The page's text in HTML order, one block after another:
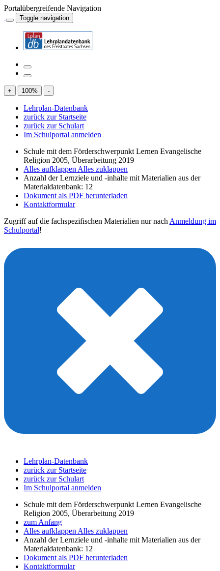
Portalübergreifende Navigation
Toggle navigation
+ 100% -
Lehrplan-Datenbank
zurück zur Startseite
zurück zur Schulart
Im Schulportal anmelden
Schule mit dem Förderschwerpunkt Lernen Evangelische
Religion 2005, Überarbeitung 2019
Alles aufklappen Alles zuklappen
Anzahl der Lernziele und -inhalte mit Materialien aus der
Materialdatenbank: 12
Dokument als PDF herunterladen
Kontaktformular
Zugriff auf die fachspezifischen Materialien nur nach Anmeldung im
Schulportal!
Lehrplan-Datenbank
zurück zur Startseite
zurück zur Schulart
Im Schulportal anmelden
Schule mit dem Förderschwerpunkt Lernen Evangelische
Religion 2005, Überarbeitung 2019
zum Anfang
Alles aufklappen Alles zuklappen
Anzahl der Lernziele und -inhalte mit Materialien aus der
Materialdatenbank: 12
Dokument als PDF herunterladen
Kontaktformular